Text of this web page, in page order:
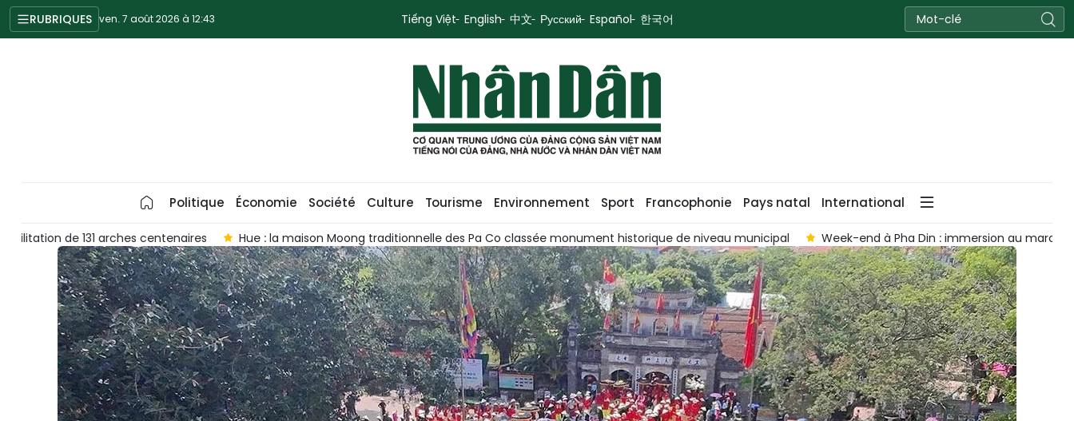
RUBRIQUES ven. 7 août 2026 à 12:43 Tiếng Việt English 中文 Русский Español 한국어
Politique Économie Société Culture Tourisme Environnement Sport Francophonie Pays natal International
Hue : la maison Moong traditionnelle des Pa Co classée monument historique de niveau municipal Week-end à Pha Din : immersion au marché hebdomadaire dans les nuages du